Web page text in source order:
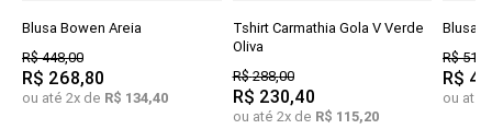
Blusa Bowen Areia
R$448,00
R$ 268,80
ou até 2x de R$ 134,40
Tshirt Carmathia Gola V Verde
Oliva
R$288,00
R$ 230,40
ou até 2x de R$ 115,20
Blusa
R$518
R$
ou até